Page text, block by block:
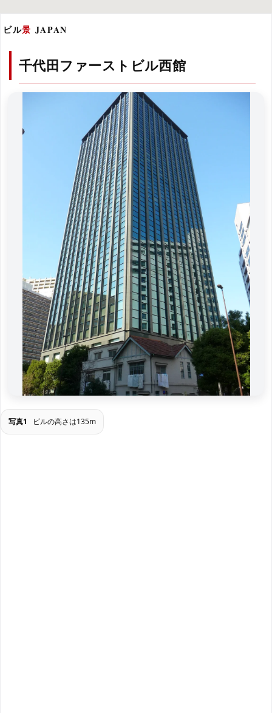
ビル景 JAPAN
千代田ファーストビル西館
写真1 ビルの高さは135m